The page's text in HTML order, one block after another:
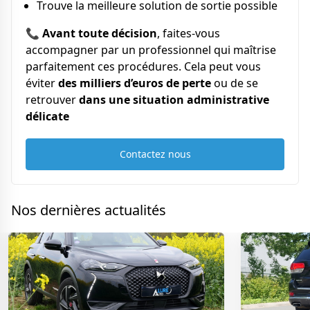
Trouve la meilleure solution de sortie possible
📞 Avant toute décision, faites-vous
accompagner par un professionnel qui maîtrise
parfaitement ces procédures. Cela peut vous
éviterdes milliers d’euros de perteou de se
retrouverdans une situation administrative
délicate
Contactez nous
Nos dernières actualités